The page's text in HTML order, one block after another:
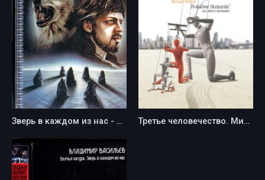
Зверь в каждом из нас - Владимир Васильев Третье человечество. Микролюди - Бернард Вербер